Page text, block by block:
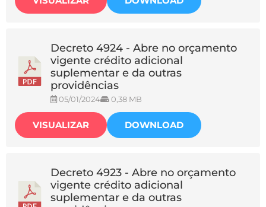
Decreto 4924 - Abre no orçamento
vigente crédito adicional
suplementar e da outras
providências
05/01/2024 0,38 MB
VISUALIZAR DOWNLOAD
Decreto 4923 - Abre no orçamento
vigente crédito adicional
suplementar e da outras